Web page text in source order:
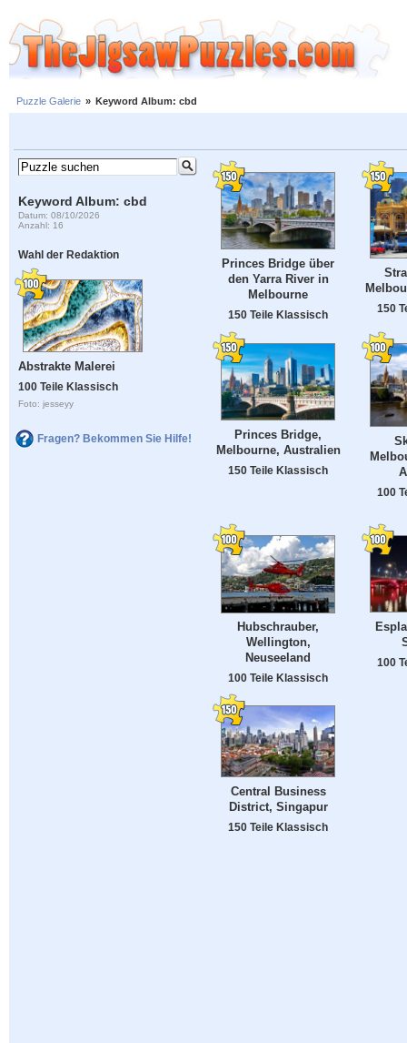
Puzzle Galerie » Keyword Album: cbd
Keyword Album: cbd
Datum: 08/10/2026
Anzahl: 16
Wahl der Redaktion
Abstrakte Malerei
100 Teile Klassisch
Foto: jesseyy
Fragen? Bekommen Sie Hilfe!
Princes Bridge über
den Yarra River in
Melbourne
150 Teile Klassisch 150
Princes Bridge,
Melbourne, Australien
150 Teile Klassisch
100
Hubschrauber,
Wellington,
Neuseeland
100 Teile Klassisch
100
Central Business
District, Singapur
150 Teile Klassisch